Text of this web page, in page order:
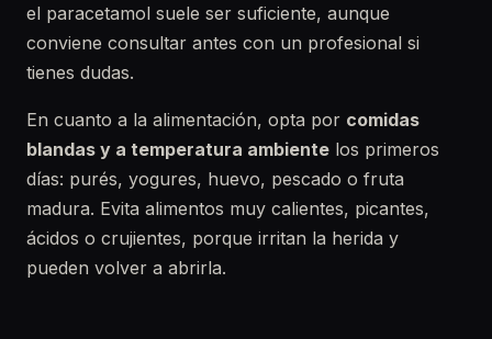
el paracetamol suele ser suficiente, aunque
conviene consultar antes con un profesional si
tienes dudas.
En cuanto a la alimentación, opta por comidas
blandas y a temperatura ambiente los primeros
días: purés, yogures, huevo, pescado o fruta
madura. Evita alimentos muy calientes, picantes,
ácidos o crujientes, porque irritan la herida y
pueden volver a abrirla.